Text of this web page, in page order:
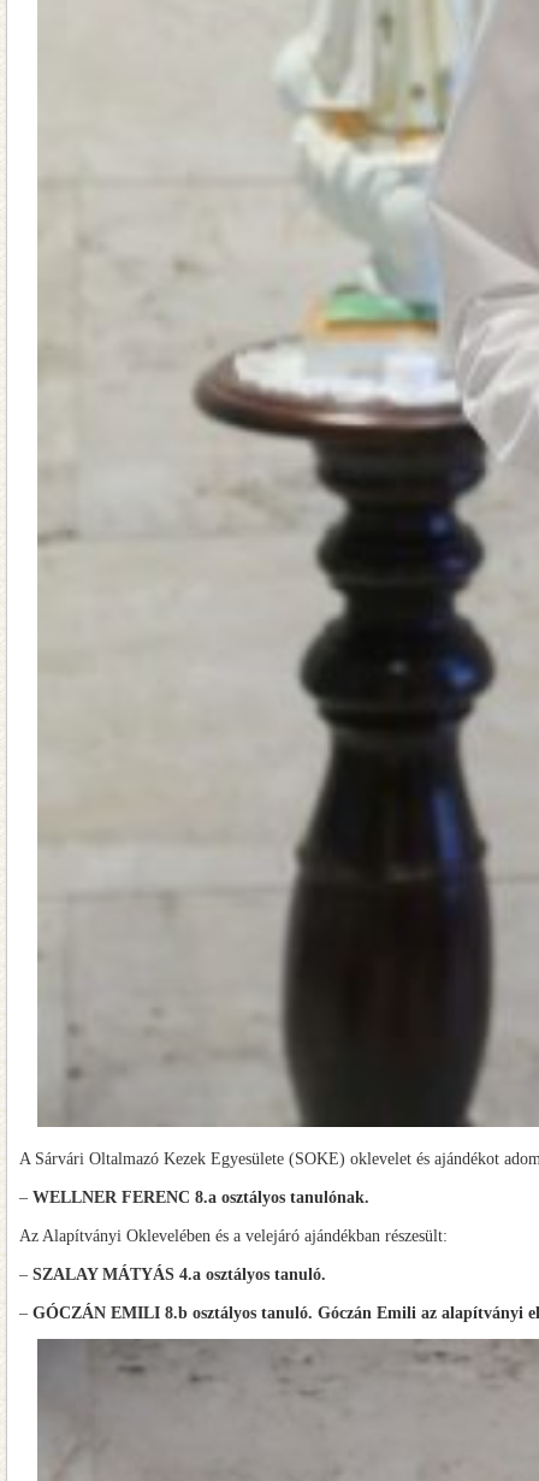
A Sárvári Oltalmazó Kezek Egyesülete (SOKE) oklevelet és ajándékot
– WELLNER FERENC 8.a osztályos tanulónak.
Az Alapítványi Oklevelében és a velejáró ajándékban részesült:
– SZALAY MÁTYÁS 4.a osztályos tanuló.
– GÓCZÁN EMILI 8.b osztályos tanuló. Góczán Emili az alapítványi